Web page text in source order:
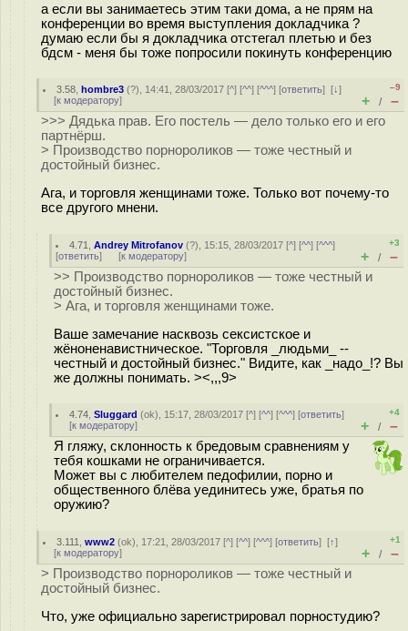
а если вы занимаетесь этим таки дома, а не прям на
конференции во время выступления докладчика ?
думаю если бы я докладчика отстегал плетью и без
бдсм - меня бы тоже попросили покинуть конференцию
3.58 ,hombre3 (?), 14:41, 28/03/2017 [^] [^^] [^^^] [ответить][↓]
[к модератору]
–9
+ / –
>>> Дядька прав. Его постель — дело только его и его
партнёрш.
> Производство порнороликов — тоже честный и
достойный бизнес.
Ага, и торговля женщинами тоже. Только вот почему-то
все другого мнени.
4.71 ,Andrey Mitrofanov (?), 15:15, 28/03/2017 [^] [^^] [^^^]
[ответить] [к модератору]
+3
+ / –
>> Производство порнороликов — тоже честный и
достойный бизнес.
> Ага, и торговля женщинами тоже.
Ваше замечание насквозь сексистское и
жёноненавистническое. "Торговля _людьми_ --
честный и достойный бизнес." Видите, как _надо_!? Вы
же должны понимать. ><,,,9>
4.74 ,Sluggard (ok), 15:17, 28/03/2017 [^] [^^] [^^^] [ответить]
[к модератору]
+4
+ / –
Я гляжу, склонность к бредовым сравнениям у
тебя кошками не ограничивается.
Может вы с любителем педофилии, порно и
общественного блёва уединитесь уже, братья по
оружию?
3.111 ,www2 (ok), 17:21, 28/03/2017 [^] [^^] [^^^] [ответить][↑]
[к модератору]
+1
+ / –
> Производство порнороликов — тоже честный и
достойный бизнес.
Что, уже официально зарегистрировал порностудию?